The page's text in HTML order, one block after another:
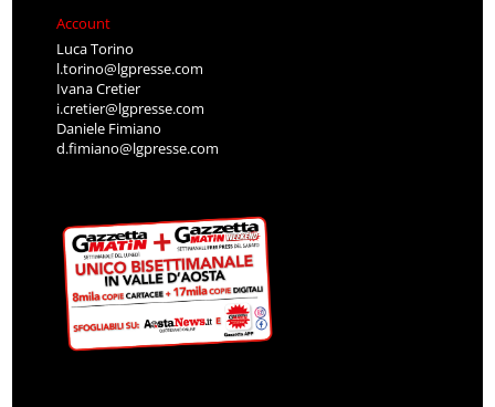
Account
Luca Torino
l.torino@lgpresse.com
Ivana Cretier
i.cretier@lgpresse.com
Daniele Fimiano
d.fimiano@lgpresse.com